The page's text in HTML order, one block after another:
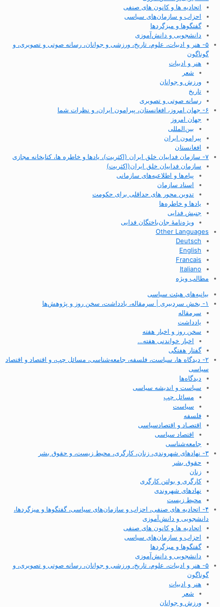
اتحادیه ها و کانون های صنفی
احزاب و سازمان‌های سیاسی
گفتگوها و میزگردها
دانشجویی و دانش‌آموزی
۵- هنر و ادبیات، علوم، تاریخ، ورزشی و جوانان، رسانه صوتی و تصویری، و
گوناگون
هنر و ادبیات
شعر
ورزش و جوانان
تاریخ
رسانه صوتی و تصویری
۶- جهان امروز، افغانستان، پیرامون ایران، و نظرات شما
جهان امروز
بین‌المللی
پیرامون ایران
افغانستان
۷- سازمان فداییان خلق ایران (اکثریت)، یادها و خاطره ها، کتابخانه مجازی
سازمان فداییان خلق ایران(اکثریت)
پیام‌ها و اطلاعیه‌های سازمانی
اسناد سازمان
تدوین محور های حداقلی برای حکومت
یادها و خاطره‌ها
جنبش فدایی
ویژه‌نامهٔ جان‌باختگان فدایی
Other Languages
Deutsch
English
Francais
Italiano
مطالب ویژه
بیانیه‌های هیئت سیاسی
۱- بخش سردبیری | سرمقاله، یادداشت، سخن روز و پژوهش‌ها
سرمقاله
یادداشت
سخن روز و اخبار هفته
اخبار خواندنی هفته…
گفتار هفتگی
۲- دیدگاه ها، سیاست، فلسفه، جامعه‌شناسی، مسائل چپ، و اقتصاد و اقتصاد
سیاسی
دیدگاه‌ها
سیاست و اندیشه سیاسی
مسائل چپ
سیاست
فلسفه
اقتصـاد و اقتصاد‌سیاسی
اقتصاد سیاسی
جامعه‌شناسی
۳- نهادهای شهروندی، زنان، کارگری، محیط زیست، و حقوق بشر
حقوق بشر
زنان
کارگری و بولتن کارگری
نهادهای شهروندی
محیط زیست
۴- اتحادیه های صنفی، احزاب و سازمان‌های سیاسی، گفتگوها و میزگردها،
دانشجویی و دانش‌آموزی
اتحادیه ها و کانون های صنفی
احزاب و سازمان‌های سیاسی
گفتگوها و میزگردها
دانشجویی و دانش‌آموزی
۵- هنر و ادبیات، علوم، تاریخ، ورزشی و جوانان، رسانه صوتی و تصویری، و
گوناگون
هنر و ادبیات
شعر
ورزش و جوانان